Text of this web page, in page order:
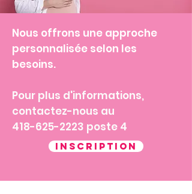
Nous offrons une approche
personnalisée selon les
besoins.
Pour plus d'informations,
contactez-nous au
418-625-2223 poste 4
INSCRIPTION